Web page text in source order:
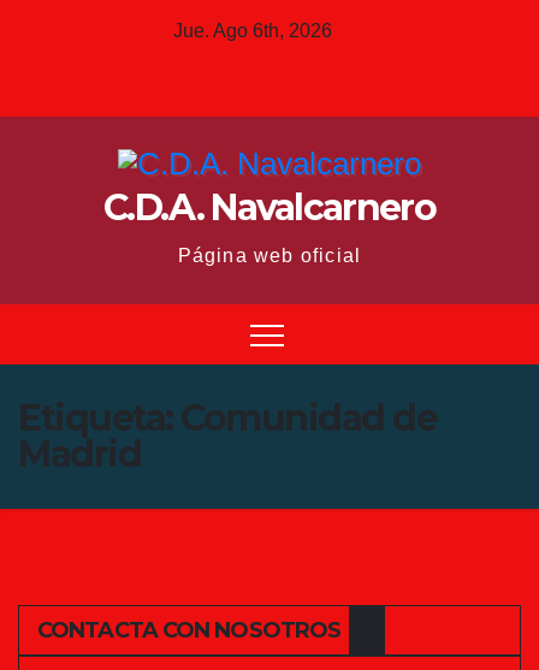
Jue. Ago 6th, 2026
C.D.A. Navalcarnero
Página web oficial
Etiqueta:Comunidad de
Madrid
CONTACTA CON NOSOTROS